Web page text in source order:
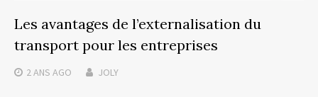
Les avantages de l’externalisation du
transport pour les entreprises
2 ANS AGO JOLY